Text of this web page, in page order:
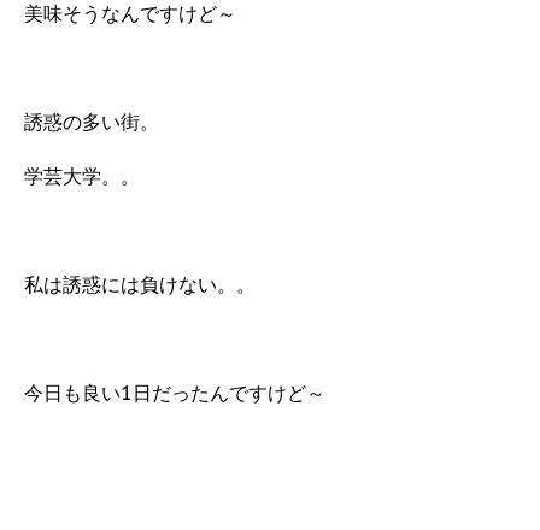
美味そうなんですけど～
誘惑の多い街。
学芸大学。。
私は誘惑には負けない。。
今日も良い1日だったんですけど～